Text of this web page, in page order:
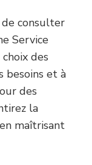
consulter
Service
des
besoins et à
des
la
maîtrisant